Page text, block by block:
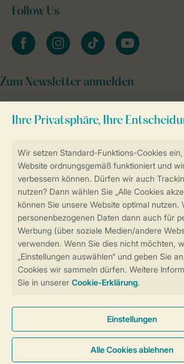
Sicherstellung Deiner
Sicher und schnell zur Online-
Sichere Datenübertragung
Sicheres Bezahlen
Follow Us
facebookinstagramtiktok youtube
Zum Newsletter anmelden
Cookies und Banner